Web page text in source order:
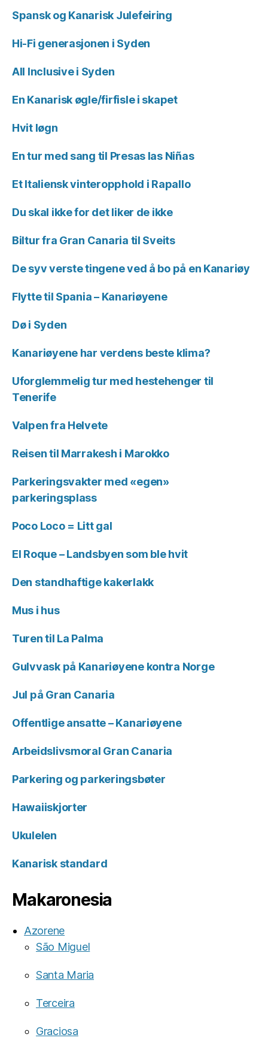
Spansk og Kanarisk Julefeiring
Hi-Fi generasjonen i Syden
All Inclusive i Syden
En Kanarisk øgle/firfisle i skapet
Hvit løgn
En tur med sang til Presas las Niñas
Et Italiensk vinteropphold i Rapallo
Du skal ikke for det liker de ikke
Biltur fra Gran Canaria til Sveits
De syv verste tingene ved å bo på en Kanariøy
Flytte til Spania – Kanariøyene
Dø i Syden
Kanariøyene har verdens beste klima?
Uforglemmelig tur med hestehenger til
Tenerife
Valpen fra Helvete
Reisen til Marrakesh i Marokko
Parkeringsvakter med «egen»
parkeringsplass
Poco Loco = Litt gal
El Roque – Landsbyen som ble hvit
Den standhaftige kakerlakk
Mus i hus
Turen til La Palma
Gulvvask på Kanariøyene kontra Norge
Jul på Gran Canaria
Offentlige ansatte – Kanariøyene
Arbeidslivsmoral Gran Canaria
Parkering og parkeringsbøter
Hawaiiskjorter
Ukulelen
Kanarisk standard
Makaronesia
Azorene
São Miguel
Santa Maria
Terceira
Graciosa